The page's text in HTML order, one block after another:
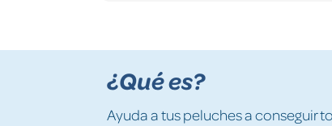
¿Qué es?
Ayuda a tus peluches a conseguir